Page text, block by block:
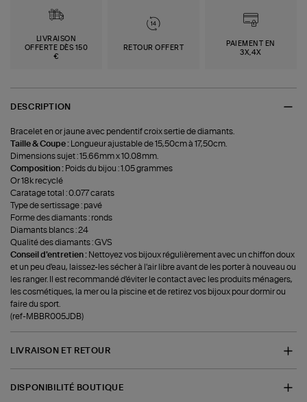
LIVRAISON
OFFERTE DÈS 150
€
RETOUR OFFERT
PAIEMENT EN
3X,4X
DESCRIPTION
Bracelet en or jaune avec pendentif croix sertie de diamants.
Taille & Coupe : Longueur ajustable de 15,50cm à 17,50cm.
Dimensions sujet : 15.66mm x 10.08mm.
Composition : Poids du bijou : 1.05 grammes
Or 18k recyclé
Caratage total : 0.077 carats
Type de sertissage : pavé
Forme des diamants : ronds
Diamants blancs : 24
Qualité des diamants : GVS
Conseil d'entretien : Nettoyez vos bijoux régulièrement avec un chiffon doux
et un peu d'eau, laissez-les sécher à l'air libre avant de les porter à nouveau ou
les ranger. Il est recommandé d'éviter le contact avec les produits ménagers,
les cosmétiques, la mer ou la piscine et de retirez vos bijoux pour dormir ou
faire du sport.
(ref-MBBR005JDB)
LIVRAISON ET RETOUR
DISPONIBILITÉ BOUTIQUE